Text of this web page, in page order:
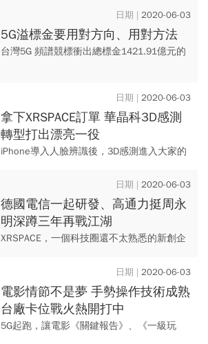
上，大艦隊領航者憑什麼拿下高股權？ 企業
入列之後，子公司營運又有哪...
2020-06-03
5G溢標金要用對方向、用對方法
台灣5G 頻譜競標衝出總標金1421.91億元的
2020-06-03
拿下XRSPACE訂單 華晶科3D感測
轉型打出漂亮一役
iPhone導入人臉辨識後，3D感測進入大家的
做相機代工的華晶科也趕上這波浪潮，推出
3D感測器晶片...
2020-06-03
德國電信一起研發、高通力挺周永
明深蹲三年再戰江湖
XRSPACE，一個科技圈還不太熟悉的新創企
刻成為全球科技圈的討論話題。
2020-06-03
電影情節不是夢 手勢操作技術成熟
台廠卡位戰火熱開打中
5G起跑，讓電影《關鍵報告》、《一級玩